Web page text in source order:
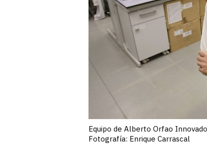
Equipo de Alberto Orfao
Fotografía: Enrique Carrascal